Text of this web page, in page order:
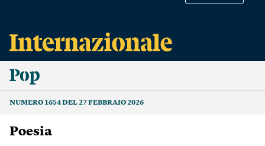
Pop
NUMERO 1654 DEL 27 FEBBRAIO 2026
poesia